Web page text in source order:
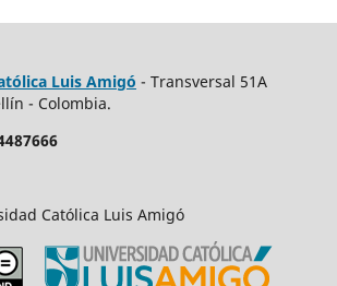
Luis Amigó - Transversal 51A
- Colombia.
Católica Luis Amigó